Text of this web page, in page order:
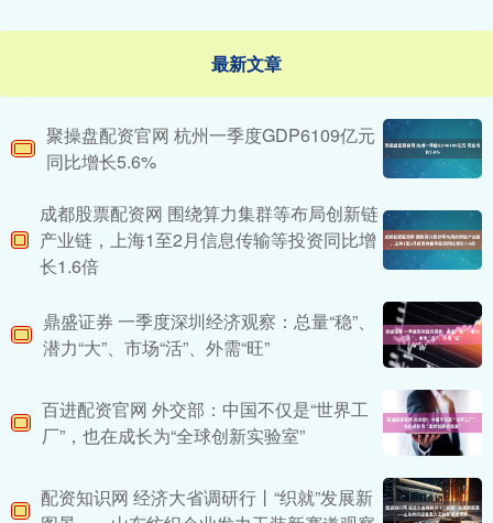
最新文章
聚操盘配资官网 杭州一季度GDP6109亿元
同比增长5.6%
成都股票配资网 围绕算力集群等布局创新链
产业链，上海1至2月信息传输等投资同比增
长1.6倍
鼎盛证券 一季度深圳经济观察：总量“稳”、
潜力“大”、市场“活”、外需“旺”
百进配资官网 外交部：中国不仅是“世界工
厂”，也在成长为“全球创新实验室”
配资知识网 经济大省调研行丨“织就”发展新